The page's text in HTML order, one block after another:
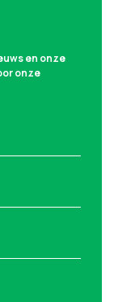
en onze
onze